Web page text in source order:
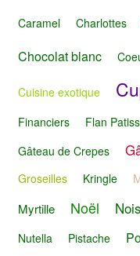
Caramel Charlottes
Chocolat blanc
Cuisine exotique
Financiers
Flan
Gâteau de Crepes
Groseilles
Kringle
Myrtille Noël
Nutella
Pistache